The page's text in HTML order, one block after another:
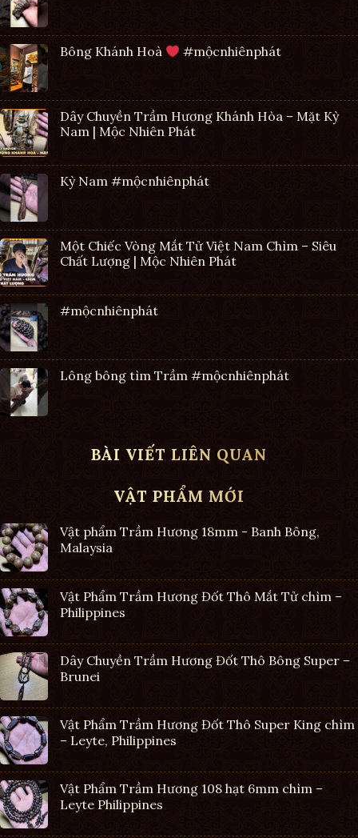
Bông Khánh Hoà #mộcnhiênphát
Dây Chuyền Trầm Hương Khánh Hòa – Mặt Kỳ
Nam | Mộc Nhiên Phát
Kỳ Nam #mộcnhiênphát
Một Chiếc Vòng Mắt Tử Việt Nam Chìm – Siêu
Chất Lượng | Mộc Nhiên Phát
#mộcnhiênphát
Lông bông tìm Trầm #mộcnhiênphát
BÀI VIẾT LIÊN QUAN
VẬT PHẨM MỚI
Vật phẩm Trầm Hương 18mm - Banh Bông,
Malaysia
Vật Phẩm Trầm Hương Đốt Thô Mắt Tử chìm –
Philippines
Dây Chuyền Trầm Hương Đốt Thô Bông Super –
Brunei
Vật Phẩm Trầm Hương Đốt Thô Super King chìm
– Leyte, Philippines
Vật Phẩm Trầm Hương 108 hạt 6mm chìm –
Leyte Philippines